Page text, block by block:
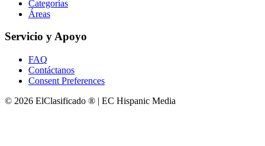
Categorías
Áreas
Servicio y Apoyo
FAQ
Contáctanos
Consent Preferences
© 2026 ElClasificado ® | EC Hispanic Media